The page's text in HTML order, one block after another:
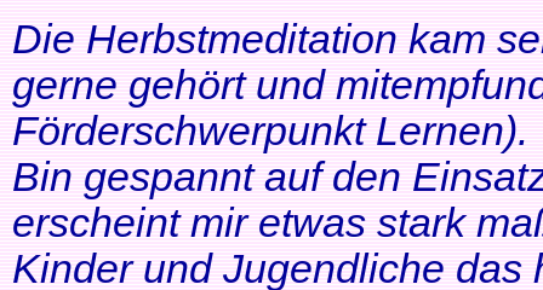
Die Herbstmeditation kam
gerne gehört und
Förderschwerpunkt Lernen).
Bin gespannt auf den
erscheint mir etwas stark
Kinder und Jugendliche das